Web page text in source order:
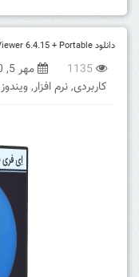
دانلود UltraViewer 6.4.15 + Portable کنترل رایانه از راه دور
1135 مهر 5, 1400
کاربردی,نرم افزار,ویندوز